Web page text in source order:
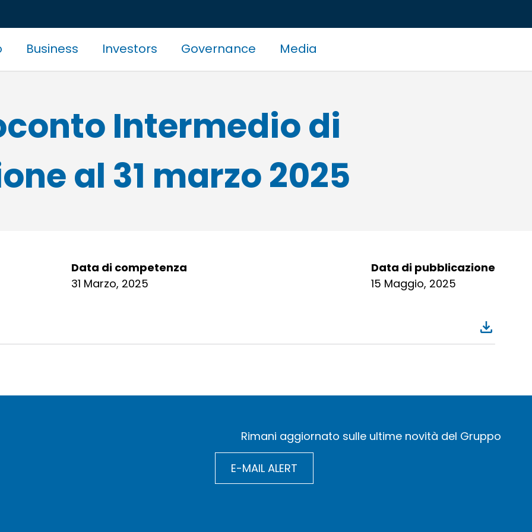
Business Investors Governance Media
Intermedio di
al 31 marzo 2025
Data di competenza
31 Marzo, 2025
Data di pubblicazione
15 Maggio, 2025
Rimani aggiornato sulle ultime novità del Gruppo
E-MAIL ALERT